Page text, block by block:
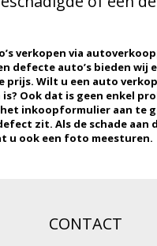
verkopen via
defecte auto’s bieden wij
prijs. Wilt u een auto
is? Ook dat is geen enkel
inkoopformulier aan te
zit. Als de schade aan
u ook een foto meesturen.
CONTACT